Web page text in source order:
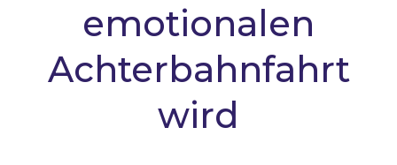
emotionalen
Achterbahnfahrt
wird